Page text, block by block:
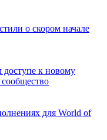
о скором начале
к новому
для World of